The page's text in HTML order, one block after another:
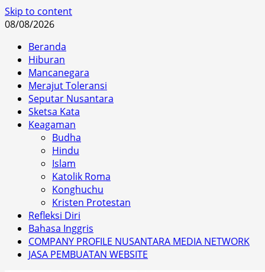
Skip to content
08/08/2026
Beranda
Hiburan
Mancanegara
Merajut Toleransi
Seputar Nusantara
Sketsa Kata
Keagaman
Budha
Hindu
Islam
Katolik Roma
Konghuchu
Kristen Protestan
Refleksi Diri
Bahasa Inggris
COMPANY PROFILE NUSANTARA MEDIA NETWORK
JASA PEMBUATAN WEBSITE